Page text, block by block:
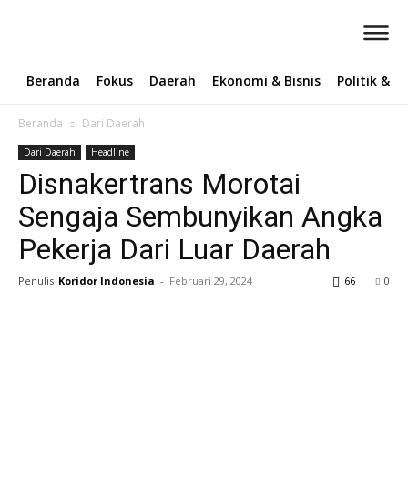
Beranda Fokus Daerah Ekonomi & Bisnis Politik &
Beranda Dari Daerah
Dari Daerah Headline
Disnakertrans Morotai
Sengaja Sembunyikan Angka
Pekerja Dari Luar Daerah
Penulis Koridor Indonesia - Februari 29, 2024 0
66